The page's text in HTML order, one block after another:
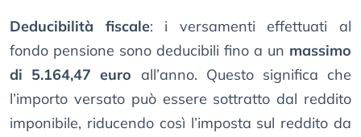
Deducibilità fiscale: i versamenti effettuati al
fondo pensione sono deducibili fino a un massimo
di 5.164,47 euro all’anno. Questo significa che
l’importo versato può essere sottratto dal reddito
imponibile, riducendo così l’imposta sul reddito da